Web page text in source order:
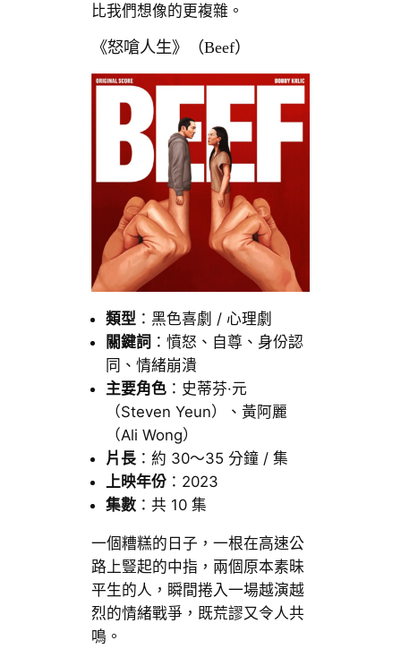
比我們想像的更複雜。
《怒嗆人生》（Beef）
類型：黑色喜劇 / 心理劇
關鍵詞 ：憤怒、自尊、身份認
同、情緒崩潰
主要角色：史蒂芬·元
（Steven Yeun）、黃阿麗
（Ali Wong）
片長：約 30～35 分鐘 / 集
上映年份：2023
集數：共 10 集
一個糟糕的日子，一根在高速公
路上豎起的中指，兩個原本素昧
平生的人，瞬間捲入一場越演越
烈的情緒戰爭，既荒謬又令人共
鳴。